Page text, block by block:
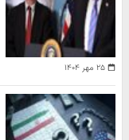
۲۵ مهر ۱۴۰۴